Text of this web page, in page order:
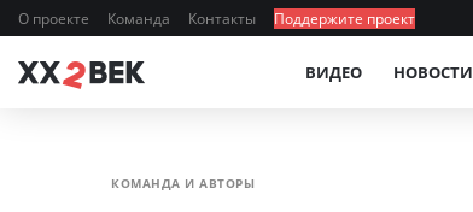
О проекте Команда Контакты Поддержите проект
ВИДЕО НОВОСТИ
КОМАНДА И АВТОРЫ